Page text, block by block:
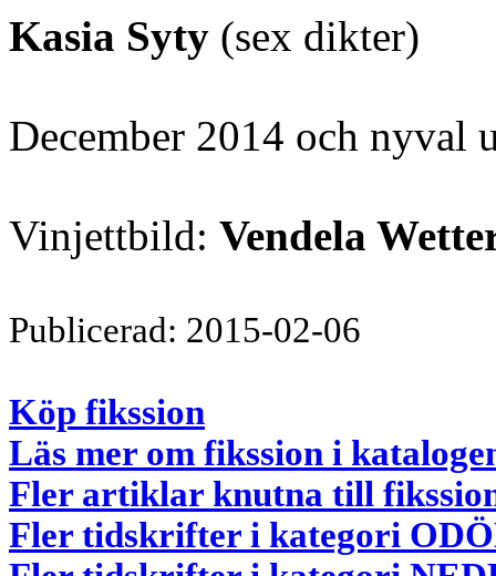
Kasia Syty (sex dikter)
December 2014 och nyval
Vinjettbild: Vendela
Publicerad: 2015-02-06
Köp fikssion
Läs mer om fikssion i
Fler artiklar knutna till
Fler tidskrifter i kategori